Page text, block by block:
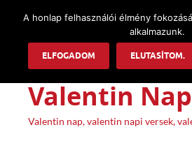
Valentin
Valentin nap, valentin napi versek,
A honlap felhasználói élmény
alkalmazunk.
ELFOGADOM ELUTASÍTOM.